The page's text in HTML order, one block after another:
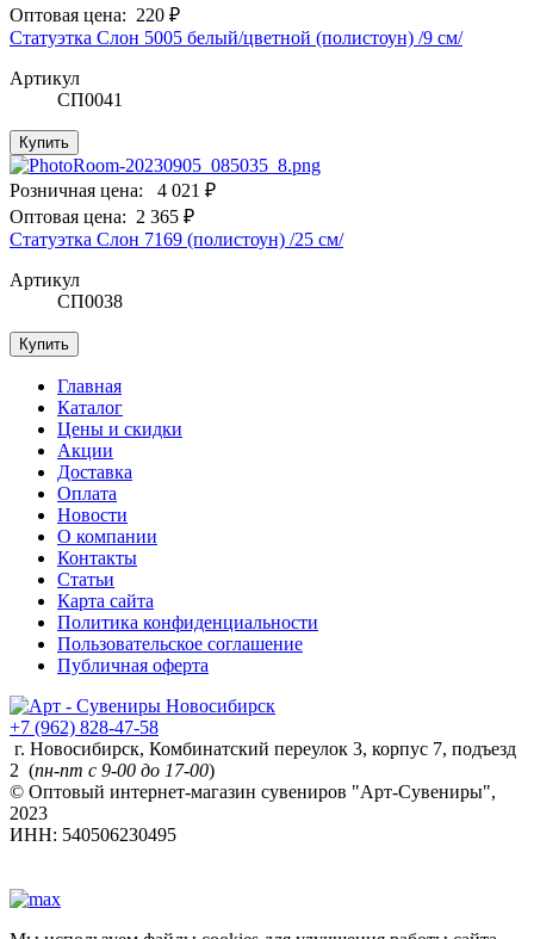
Оптовая цена: 220 ₽
Статуэтка Слон 5005 белый/цветной (полистоун) /9 см/
Артикул
СП0041
Купить
Розничная цена:
4 021 ₽
Оптовая цена: 2 365 ₽
Статуэтка Слон 7169 (полистоун) /25 см/
Артикул
СП0038
Купить
Главная
Каталог
Цены и скидки
Акции
Доставка
Оплата
Новости
О компании
Контакты
Статьи
Карта сайта
Политика конфиденциальности
Пользовательское соглашение
Публичная оферта
+7 (962) 828-47-58
г. Новосибирск, Комбинатский переулок 3, корпус 7, подъезд
2 (пн-пт с 9-00 до 17-00)
© Оптовый интернет-магазин сувениров "Арт-Сувениры",
2023
ИНН: 540506230495